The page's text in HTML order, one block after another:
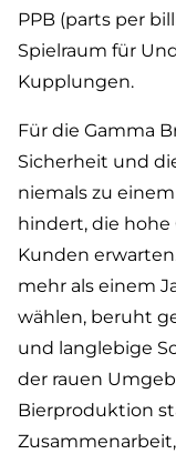
PPB (parts per
Spielraum für
Kupplungen.
Für die Gamma
Sicherheit und
niemals zu
hindert, die hohe
Kunden
mehr als einem
wählen, beruht
und langlebige
der rauen
Bierproduktion